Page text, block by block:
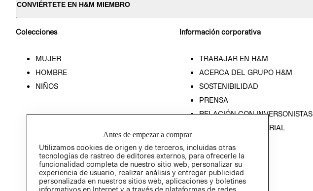
CONVIÉRTETE EN H&M MIEMBRO
Colecciones
MUJER
HOMBRE
NIÑOS
Información corporativa
TRABAJAR EN H&M
ACERCA DEL GRUPO H&M
SOSTENIBILIDAD
PRENSA
RELACIÓN CON INVERSONISTAS
POLÍTICA EMPRESARIAL
Antes de empezar a comprar
Utilizamos cookies de origen y de terceros, incluidas otras
tecnologías de rastreo de editores externos, para ofrecerle la
funcionalidad completa de nuestro sitio web, personalizar su
experiencia de usuario, realizar análisis y entregar publicidad
personalizada en nuestros sitios web, aplicaciones y boletines
informativos en Internet y a través de plataformas de redes